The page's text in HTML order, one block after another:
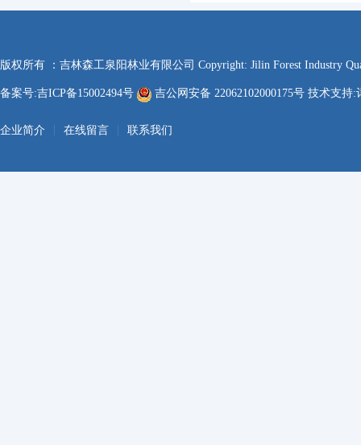
版权所有 ：吉林森工泉阳林业有限公司 Copyright: Jilin Forest Industry
备案号:吉ICP备15002494号 吉公网安备 22062102000175号 技术支持:
企业简介 在线留言 联系我们